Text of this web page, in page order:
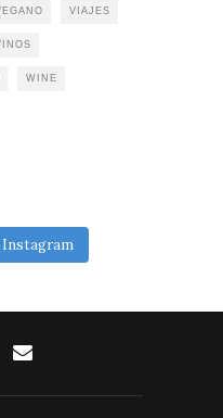
VIAJES
WINE
Instagram